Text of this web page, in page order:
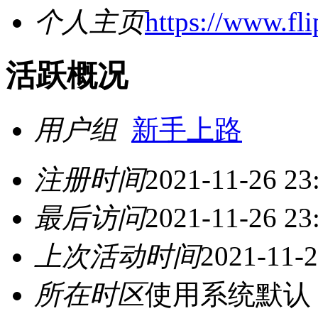
个人主页https://
活跃概况
用户组 新手上路
注册时间2021-11-26
最后访问2021-11-26
上次活动时间2021-11-
所在时区使用系统默认